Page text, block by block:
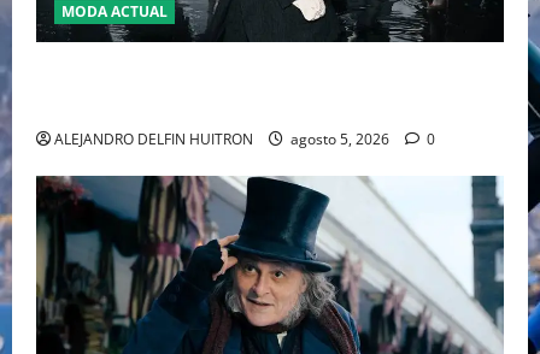
MODA ACTUAL
ALEJANDRO DELFIN HUITRON agosto 5, 2026 0